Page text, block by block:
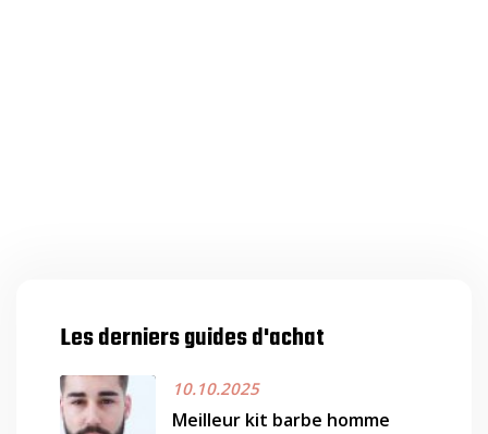
Les derniers guides d'achat
10.10.2025
Meilleur kit barbe homme